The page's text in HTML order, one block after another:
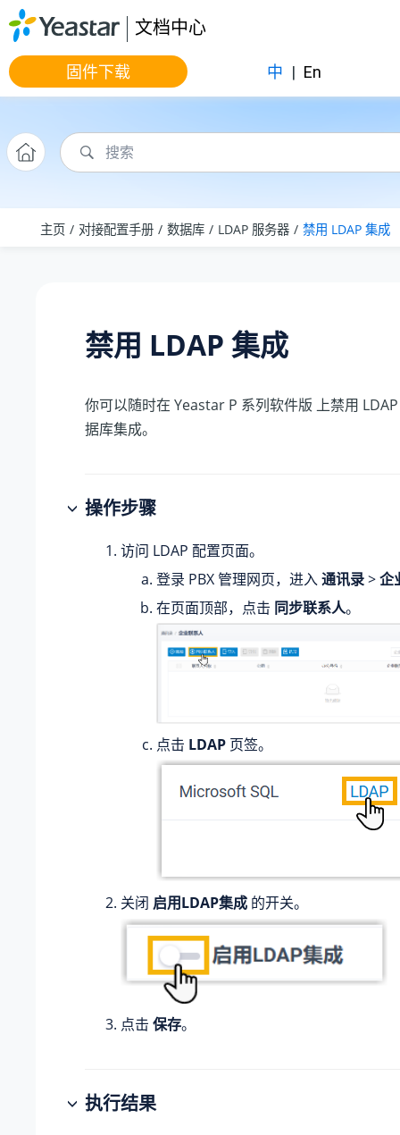
跳转到主要内容
文档中心
固件下载 中 | En
主页 对接配置手册 数据库 LDAP 服务器 禁用 LDAP 集成
禁用 LDAP 集成
你可以随时在 Yeastar P 系列软件版 上禁用
据库集成。
操作步骤
访问 LDAP 配置页面。
登录 PBX 管理网页，进入通讯录>企
在页面顶部，点击 同步联系人。
点击 LDAP 页签。
关闭 启用LDAP集成 的开关。
点击 保存。
执行结果